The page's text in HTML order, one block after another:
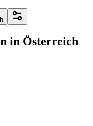
in Österreich